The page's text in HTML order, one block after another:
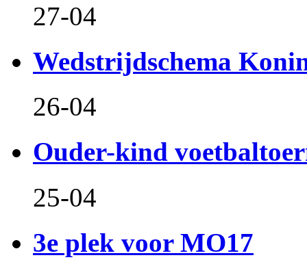
27-04
Wedstrijdschema
26-04
Ouder-kind
25-04
3e plek voor MO17